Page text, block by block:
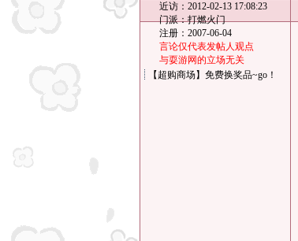
近访：2012-02-13 17:08:23
门派：打燃火门
注册：2007-06-04
言论仅代表发帖人观点
与耍游网的立场无关
【超购商场】免费换奖品~go！